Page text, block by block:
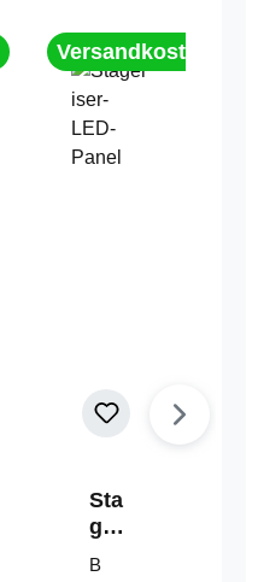
Versandkostenfrei
Sta
geri
ser-
B